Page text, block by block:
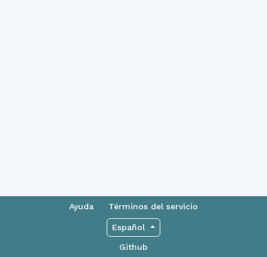
Ayuda Términos del servicio
Español
Github